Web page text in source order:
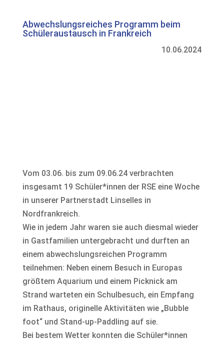
Abwechslungsreiches Programm beim
Schüleraustausch in Frankreich
10.06.2024
Vom 03.06. bis zum 09.06.24 verbrachten
insgesamt 19 Schüler*innen der RSE eine Woche
in unserer Partnerstadt Linselles in
Nordfrankreich.
Wie in jedem Jahr waren sie auch diesmal wieder
in Gastfamilien untergebracht und durften an
einem abwechslungsreichen Programm
teilnehmen: Neben einem Besuch in Europas
größtem Aquarium und einem Picknick am
Strand warteten ein Schulbesuch, ein Empfang
im Rathaus, originelle Aktivitäten wie „Bubble
foot“ und Stand-up-Paddling auf sie.
Bei bestem Wetter konnten die Schüler*innen